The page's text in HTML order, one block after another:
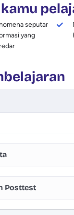
seputar
yang
Posttest